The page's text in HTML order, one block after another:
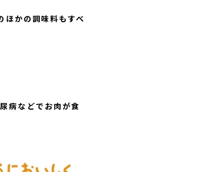
かの調味料もすべ
病などでお肉が食